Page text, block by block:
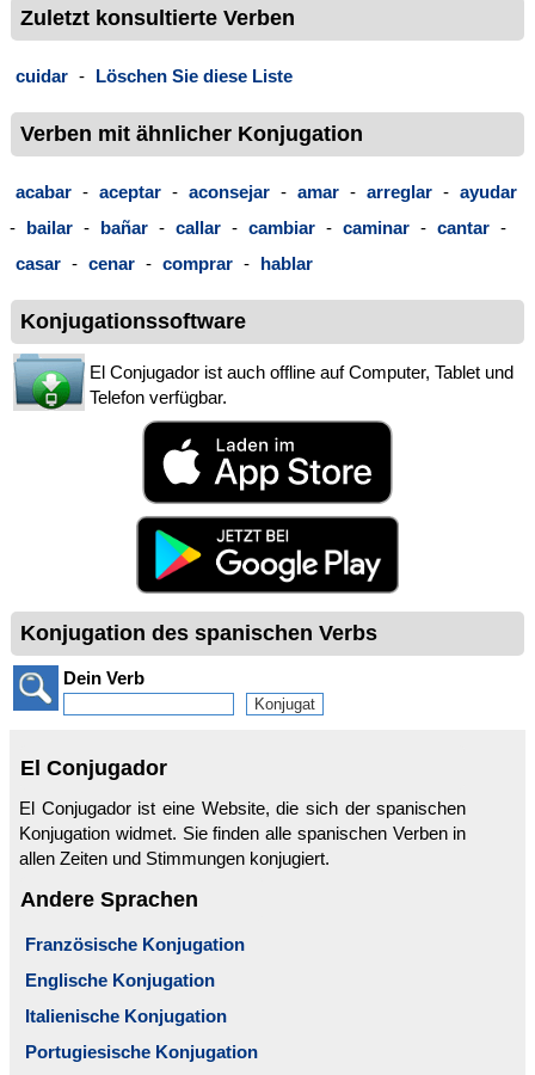
Zuletzt konsultierte Verben
cuidar - Löschen Sie diese Liste
Verben mit ähnlicher Konjugation
acabar - aceptar - aconsejar - amar - arreglar - ayudar
- bailar - bañar - callar - cambiar - caminar - cantar -
casar - cenar - comprar - hablar
Konjugationssoftware
El Conjugador ist auch offline auf Computer, Tablet und
Telefon verfügbar.
Konjugation des spanischen Verbs
Dein Verb
El Conjugador
El Conjugador ist eine Website, die sich der spanischen
Konjugation widmet. Sie finden alle spanischen Verben in
allen Zeiten und Stimmungen konjugiert.
Andere Sprachen
Französische Konjugation
Englische Konjugation
Italienische Konjugation
Portugiesische Konjugation